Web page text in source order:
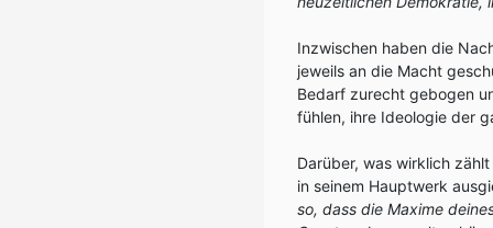
Inzwischen haben die
jeweils an die Macht
Bedarf zurecht gebogen
fühlen, ihre Ideologie der
Darüber, was wirklich
in seinem Hauptwerk
so, dass die Maxime